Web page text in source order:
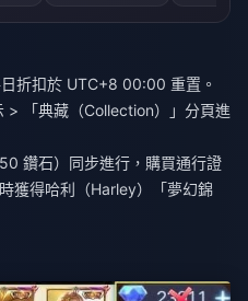
折扣於 UTC+8 00:00 重置。
> 「典藏（Collection）」分頁進
鑽石）同步進行，購買通行證
獲得哈利（Harley）「夢幻錦